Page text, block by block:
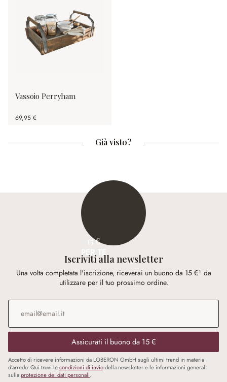
Vassoio Perryham
69,95 €
Già visto?
15 €
PER TE
Iscriviti alla newsletter
Una volta completata l'iscrizione, riceverai un buono da 15 €¹ da
utilizzare per il tuo prossimo ordine.
Indirizzo e-mail
Assicurati il buono da 15 €
Accetto di ricevere informazioni da LOBERON GmbH sugli ultimi trend in materia
d’arredo. Qui trovi lecondizioni di inviodella newsletter e le informazioni generali
sullaprotezione dei dati personali.